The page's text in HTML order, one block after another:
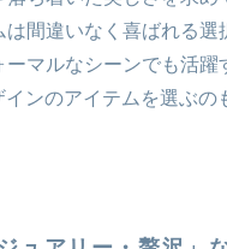
は間違いなく喜ばれる選
マルなシーンでも活躍
ンのアイテムを選ぶの